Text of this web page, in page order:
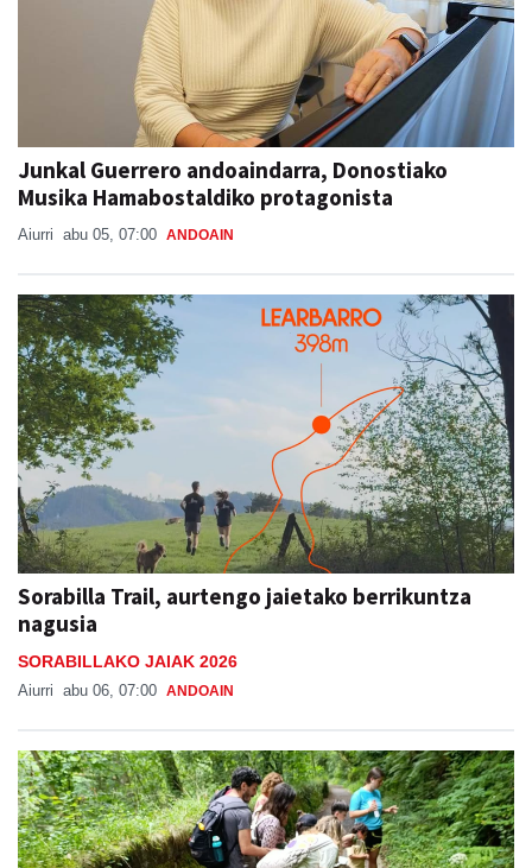
Junkal Guerrero andoaindarra, Donostiako
Musika Hamabostaldiko protagonista
Aiurri abu 05, 07:00 ANDOAIN
Sorabilla Trail, aurtengo jaietako berrikuntza
nagusia
SORABILLAKO JAIAK 2026
Aiurri abu 06, 07:00 ANDOAIN